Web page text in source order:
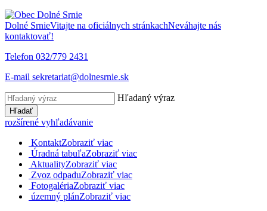
Dolné SrnieVitajte na oficiálnych stránkachNeváhajte nás
kontaktovať!
Telefon 032/779 2431
E-mail sekretariat@dolnesrnie.sk
Hľadaný výraz
Hľadať
rozšírené vyhľadávanie
KontaktZobraziť viac
Úradná tabuľaZobraziť viac
AktualityZobraziť viac
Zvoz odpaduZobraziť viac
FotogalériaZobraziť viac
územný plánZobraziť viac